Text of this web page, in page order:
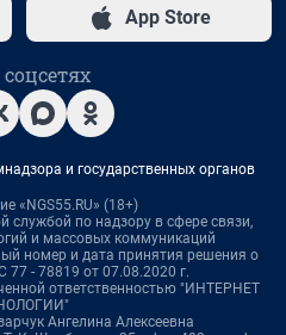
App Store
и государственных органов
«NGS55.RU» (18+)
службой по надзору в сфере связи,
и массовых коммуникаций
номер и дата принятия решения о
- 78819 от 07.08.2020 г.
ответственностью "ИНТЕРНЕТ
Ангелина Алексеевна